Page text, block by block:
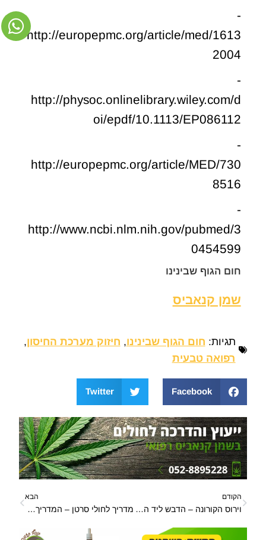
-
http://europepmc.org/article/med/1613
2004
-
http://physoc.onlinelibrary.wiley.com/d
oi/epdf/10.1113/EP086112
-
http://europepmc.org/article/MED/730
8516
-
http://www.ncbi.nlm.nih.gov/pubmed/3
0454599
חום הגוף שבינינו
שמן קנאביס
תגיות: חום הגוף שבינינו, חיזוק מערכת החיסון,
רפואה טבעית
Facebook
Twitter
הקודם
וירוס הקורונה – הדבש ליד העוקץ של הקורונה
הבא
מדריך לחולי סרטן – המדריך המלא לחולי סרטן